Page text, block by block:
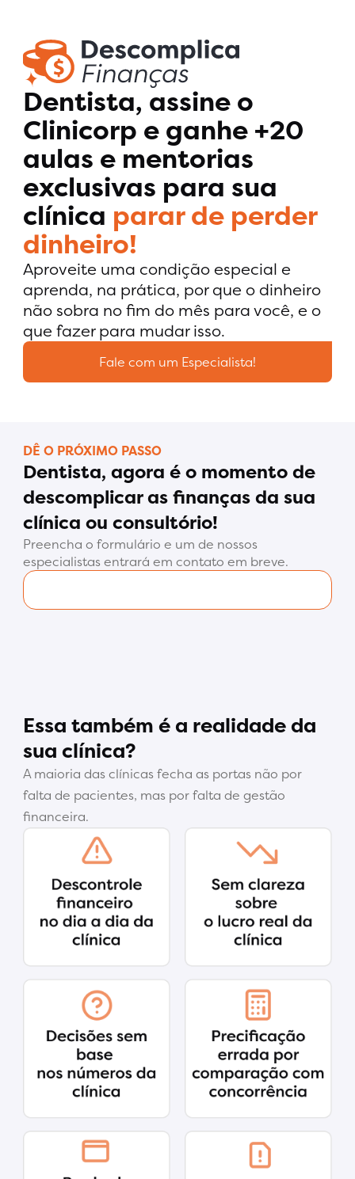
Dentista, assine o
Clinicorp e ganhe +20
aulas e mentorias
exclusivas para sua
clínica parar de perder
dinheiro!
Aproveite uma condição especial e
aprenda, na prática, por que o dinheiro
não sobra no fim do mês para você, e o
que fazer para mudar isso.
Fale com um Especialista!
DÊ O PRÓXIMO PASSO
Dentista, agora é o momento de
descomplicar as finanças da sua
clínica ou consultório!
Preencha o formulário e um de nossos
especialistas entrará em contato em breve.
Essa também é a realidade da
sua clínica?
A maioria das clínicas fecha as portas não por
falta de pacientes, mas por falta de gestão
financeira.